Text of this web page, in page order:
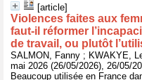
[article]
Violences faites aux
faut‑il réformer
de travail, ou plutôt
SALMON, Fanny ; KWAKYE,
mai 2026 (26/05/2026), 26/05/
Beaucoup utilisée en France